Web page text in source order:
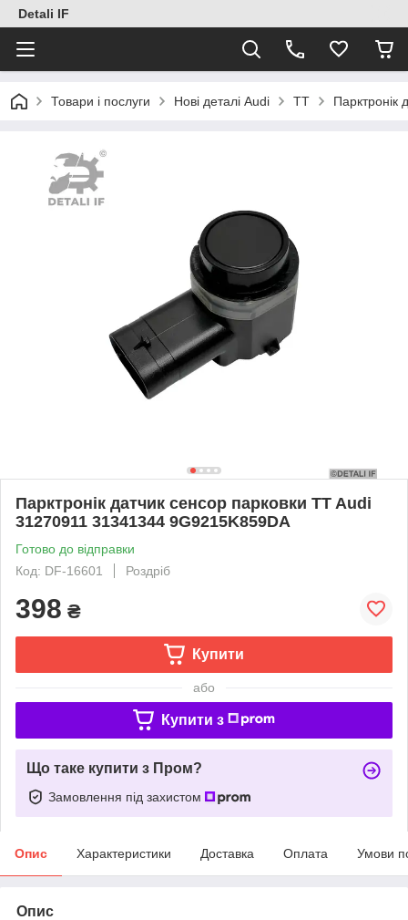
Detali IF
Товари і послуги Нові деталі Audi TT Парктронік
Парктронік датчик сенсор парковки TT Audi
31270911 31341344 9G9215K859DA
Готово до відправки
Код: DF-16601
Роздріб
398 ₴
Купити
або
Купити з
Що таке купити з Пром?
Замовлення під захистом
Опис Характеристики Доставка Оплата Умови
Опис